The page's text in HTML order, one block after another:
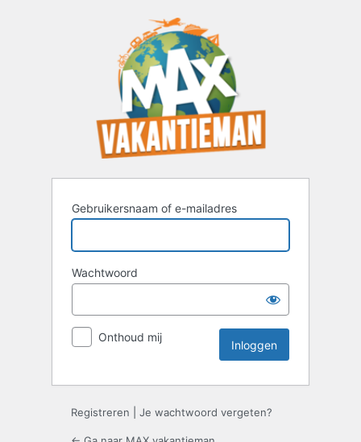
Gebruikersnaam of e-mailadres
Wachtwoord
Onthoud mij
Registreren Je wachtwoord vergeten?